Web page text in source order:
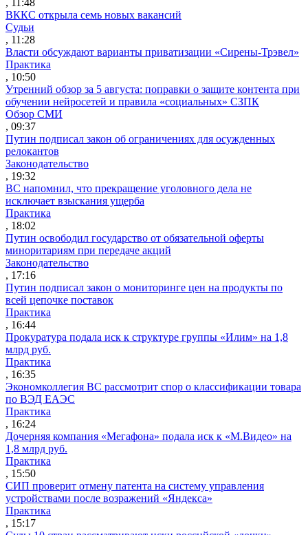
ВККС открыла семь новых вакансий
Судьи
, 11:28
Власти обсуждают варианты приватизации «Сирены-Трэвел»
Практика
, 10:50
Утренний обзор за 5 августа: поправки о защите контента при
обучении нейросетей и правила «социальных» СЗПК
Обзор СМИ
, 09:37
Путин подписал закон об ограничениях для осужденных
релокантов
Законодательство
, 19:32
ВС напомнил, что прекращение уголовного дела не
исключает взыскания ущерба
Практика
, 18:02
Путин освободил государство от обязательной оферты
миноритариям при передаче акций
Законодательство
, 17:16
Путин подписал закон о мониторинге цен на продукты по
всей цепочке поставок
Практика
, 16:44
Прокуратура подала иск к структуре группы «Илим» на 1,8
млрд руб.
Практика
, 16:35
Экономколлегия ВС рассмотрит спор о классификации товара
по ВЭД ЕАЭС
Практика
, 16:24
Дочерняя компания «Мегафона» подала иск к «М.Видео» на
1,8 млрд руб.
Практика
, 15:50
СИП проверит отмену патента на систему управления
устройствами после возражений «Яндекса»
Практика
, 15:17